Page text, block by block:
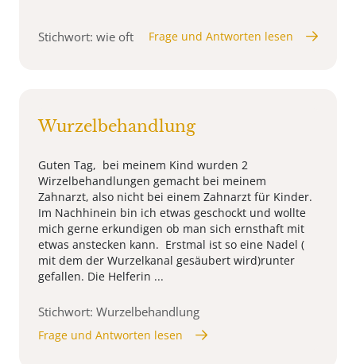
Stichwort: wie oft Frage und Antworten lesen
Wurzelbehandlung
Guten Tag, bei meinem Kind wurden 2
Wirzelbehandlungen gemacht bei meinem
Zahnarzt, also nicht bei einem Zahnarzt für Kinder.
Im Nachhinein bin ich etwas geschockt und wollte
mich gerne erkundigen ob man sich ernsthaft mit
etwas anstecken kann. Erstmal ist so eine Nadel (
mit dem der Wurzelkanal gesäubert wird)runter
gefallen. Die Helferin ...
Stichwort: Wurzelbehandlung
Frage und Antworten lesen